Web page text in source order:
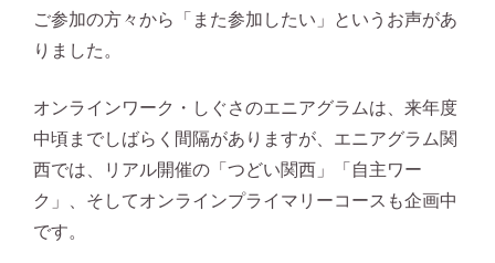
ご参加の方々から「また参加したい」というお声があ
りました。
オンラインワーク・しぐさのエニアグラムは、来年度
中頃までしばらく間隔がありますが、エニアグラム関
西では、リアル開催の「つどい関西」「自主ワー
ク」、そしてオンラインプライマリーコースも企画中
です。